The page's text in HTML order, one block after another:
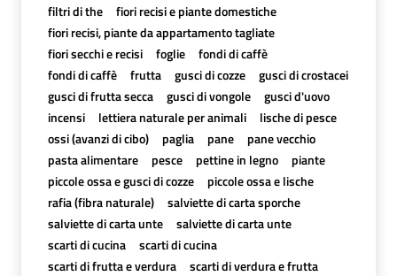
filtri di the
fiori recisi e piante domestiche
fiori recisi, piante da appartamento tagliate
fiori secchi e recisi
foglie
fondi di caffè
fondi di caffè
frutta gusci di cozze
gusci di crostacei
gusci di frutta secca
gusci di vongole
gusci d'uovo
incensi
lettiera naturale per animali
lische di pesce
ossi (avanzi di cibo)
paglia pane
pane vecchio
pasta alimentare
pesce pettine in legno
piante
piccole ossa e gusci di cozze
piccole ossa e lische
rafia (fibra naturale)
salviette di carta sporche
salviette di carta unte
salviette di carta unte
scarti di cucina
scarti di cucina
scarti di frutta e verdura
scarti di verdura e frutta